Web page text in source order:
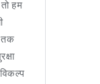
हम
तक